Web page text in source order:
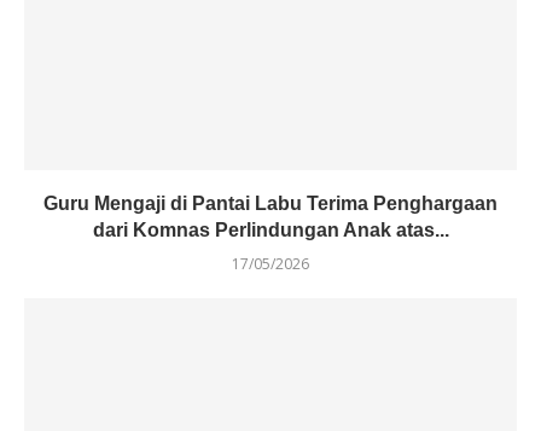
Guru Mengaji di Pantai Labu Terima Penghargaan
dari Komnas Perlindungan Anak atas...
17/05/2026